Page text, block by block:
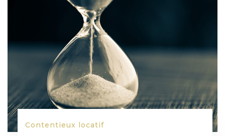
Contentieux locatif